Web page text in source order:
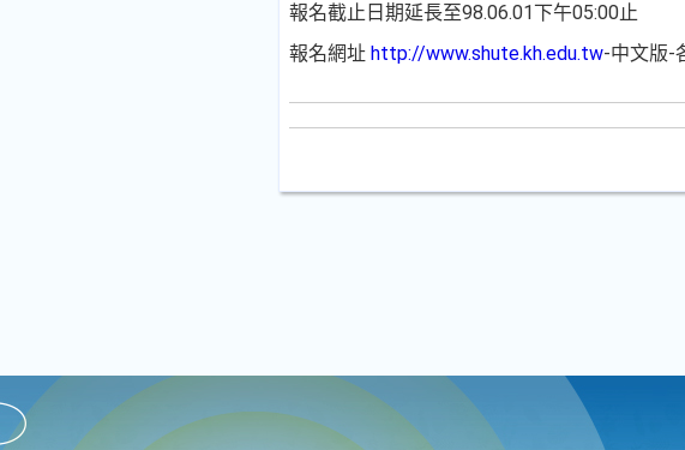
報名截止日期延長至98.06.01下午05:00止
報名網址 http://www.shute.kh.edu.tw-中文版-